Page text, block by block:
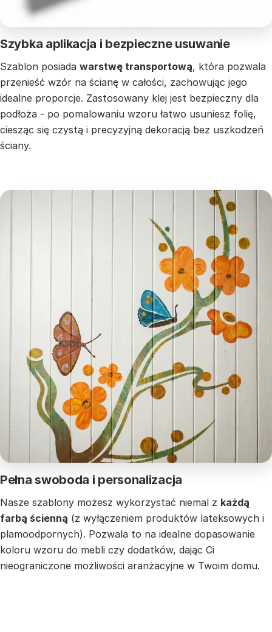
Szybka aplikacja i bezpieczne usuwanie
Szablon posiada warstwę transportową, która pozwala
przenieść wzór na ścianę w całości, zachowując jego
idealne proporcje. Zastosowany klej jest bezpieczny dla
podłoża - po pomalowaniu wzoru łatwo usuniesz folię,
ciesząc się czystą i precyzyjną dekoracją bez uszkodzeń
ściany.
Pełna swoboda i personalizacja
Nasze szablony możesz wykorzystać niemal z każdą
farbą ścienną (z wyłączeniem produktów lateksowych i
plamoodpornych). Pozwala to na idealne dopasowanie
koloru wzoru do mebli czy dodatków, dając Ci
nieograniczone możliwości aranżacyjne w Twoim domu.